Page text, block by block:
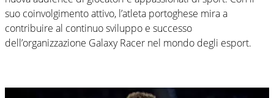
suo coinvolgimento attivo, l’atleta portoghese mira a
contribuire al continuo sviluppo e successo
dell’organizzazione Galaxy Racer nel mondo degli esport.